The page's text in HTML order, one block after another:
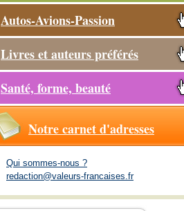
Autos-Avions-Passion
Livres et auteurs préférés
Santé, forme, beauté
Notre carnet d'adresses
Qui sommes-nous ?
redaction@valeurs-francaises.fr